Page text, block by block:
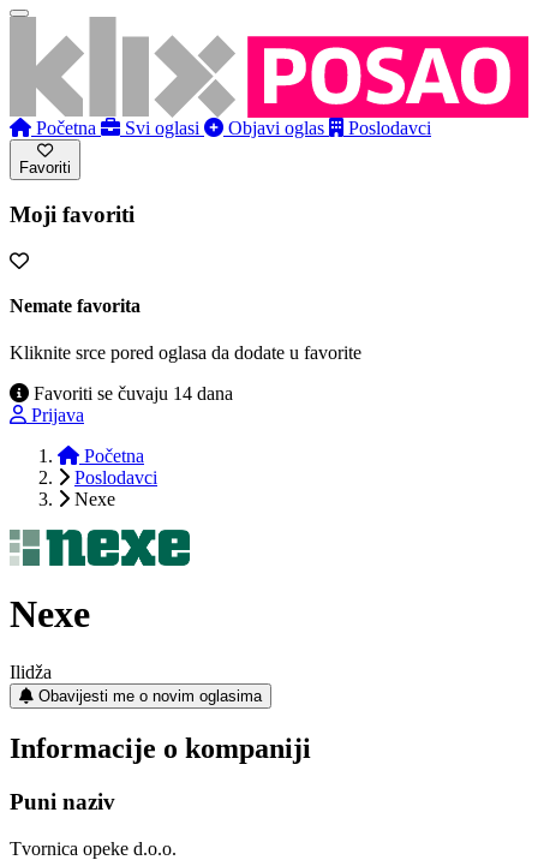
Početna Svi oglasi Objavi oglas Poslodavci
Favoriti
Moji favoriti
Nemate favorita
Kliknite srce pored oglasa da dodate u favorite
Favoriti se čuvaju 14 dana
Prijava
Početna
Poslodavci
Nexe
Nexe
Ilidža
Obavijesti me o novim oglasima
Informacije o kompaniji
Puni naziv
Tvornica opeke d.o.o.